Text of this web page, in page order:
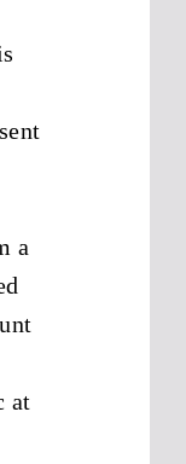
a
at